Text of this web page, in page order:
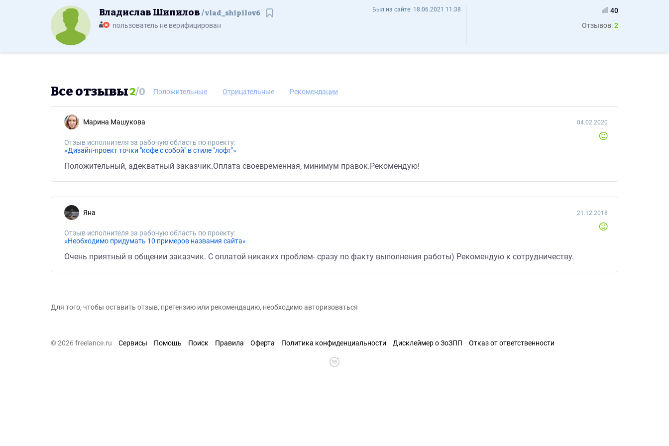
Владислав Шипилов vlad_shipilov6 - Отзывы
Был на сайте: 18.06.2021 11:38
Владислав Шипилов vlad_shipilov6
пользователь не верифицирован
40
Отзывов:2
Все отзывы2/0 Положительные Отрицательные Рекомендации
Марина Машукова
Отзыв исполнителя за рабочую область по проекту:
«Дизайн-проект точки "кофе с собой" в стиле "лофт"»
04.02.2020
Положительный, адекватный заказчик.Оплата своевременная, минимум правок.Рекомендую!
Яна
Отзыв исполнителя за рабочую область по проекту:
«Необходимо придумать 10 примеров названия сайта»
21.12.2018
Очень приятный в общении заказчик. С оплатой никаких проблем- сразу по факту выполнения работы) Рекомендую к сотрудничеству.
Для того, чтобы оставить отзыв, претензию или рекомендацию, необходимо авторизоваться
© 2026 freelance.ru Сервисы Помощь Поиск Правила Оферта Политика конфиденциальности Дисклеймер о ЗоЗПП Отказ от ответственности